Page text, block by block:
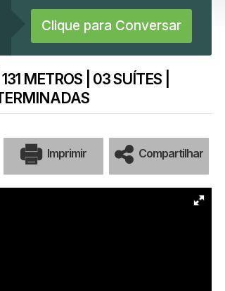
Clique para Conversar
METROS | 03 SUÍTES |
Imprimir Compartilhar